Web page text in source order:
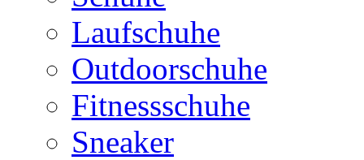
Laufschuhe
Outdoorschuhe
Fitnessschuhe
Sneaker